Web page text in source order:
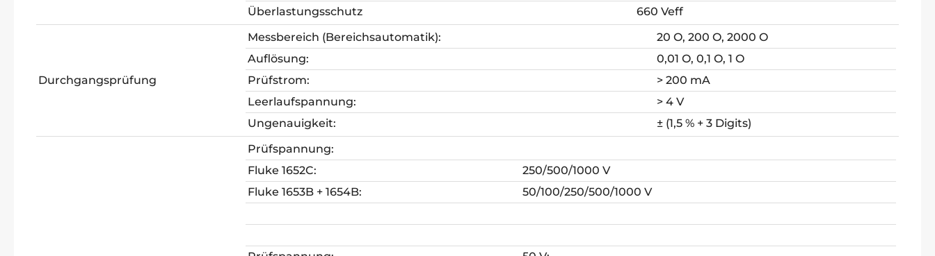
Überlastungsschutz
660 Veff
Durchgangsprüfung
Messbereich (Bereichsautomatik):
20 O, 200 O, 2000 O
Auflösung:
0,01 O, 0,1 O, 1 O
Prüfstrom:
> 200 mA
Leerlaufspannung:
> 4 V
Ungenauigkeit:
± (1,5 % + 3 Digits)
Prüfspannung:
Fluke 1652C:
250/500/1000 V
Fluke 1653B + 1654B:
50/100/250/500/1000 V